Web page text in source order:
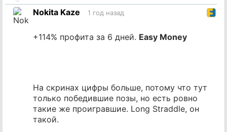
на
источник
Nokita Kaze 1 год назад
+114% профита за 6 дней. Easy Money
На скринах цифры больше, потому что тут
только победившие позы, но есть ровно
такие же проигравшие. Long Straddle, он
такой.